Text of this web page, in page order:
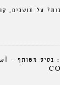
על תושבים,
בסיס משותף